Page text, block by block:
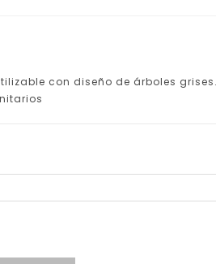
con diseño de árboles